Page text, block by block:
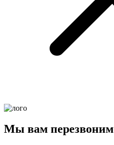
Мы вам перезвоним